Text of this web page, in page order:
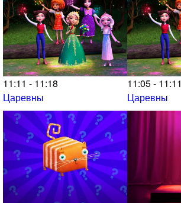
11:11 - 11:18
Царевны
11:05 - 11:11
Царевны